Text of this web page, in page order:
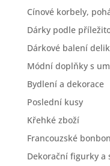
Cínové korbely,
Dárky podle
Dárkové balení
Módní doplňky s
Bydlení a dekorace
Poslední kusy
Křehké zboží
Francouzské
Dekorační figurky a